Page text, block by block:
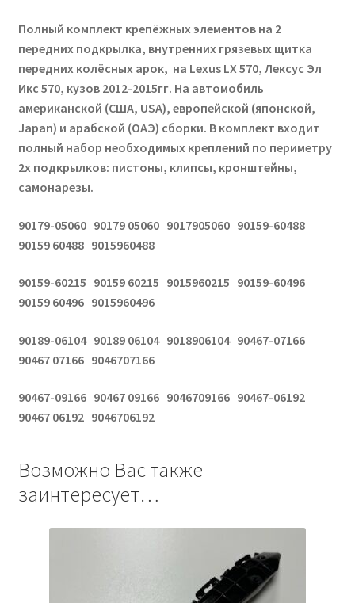
Полный комплект крепёжных элементов на 2
передних подкрылка, внутренних грязевых щитка
передних колёсных арок, на Lexus LX 570, Лексус Эл
Икс 570, кузов 2012-2015гг. На автомобиль
американской (США, USA), европейской (японской,
Japan) и арабской (ОАЭ) сборки. В комплект входит
полный набор необходимых креплений по периметру
2х подкрылков: пистоны, клипсы, кронштейны,
самонарезы.
90179-05060 90179 05060 9017905060 90159-60488
90159 60488 9015960488
90159-60215 90159 60215 9015960215 90159-60496
90159 60496 9015960496
90189-06104 90189 06104 9018906104 90467-07166
90467 07166 9046707166
90467-09166 90467 09166 9046709166 90467-06192
90467 06192 9046706192
Возможно Вас также
заинтересует…